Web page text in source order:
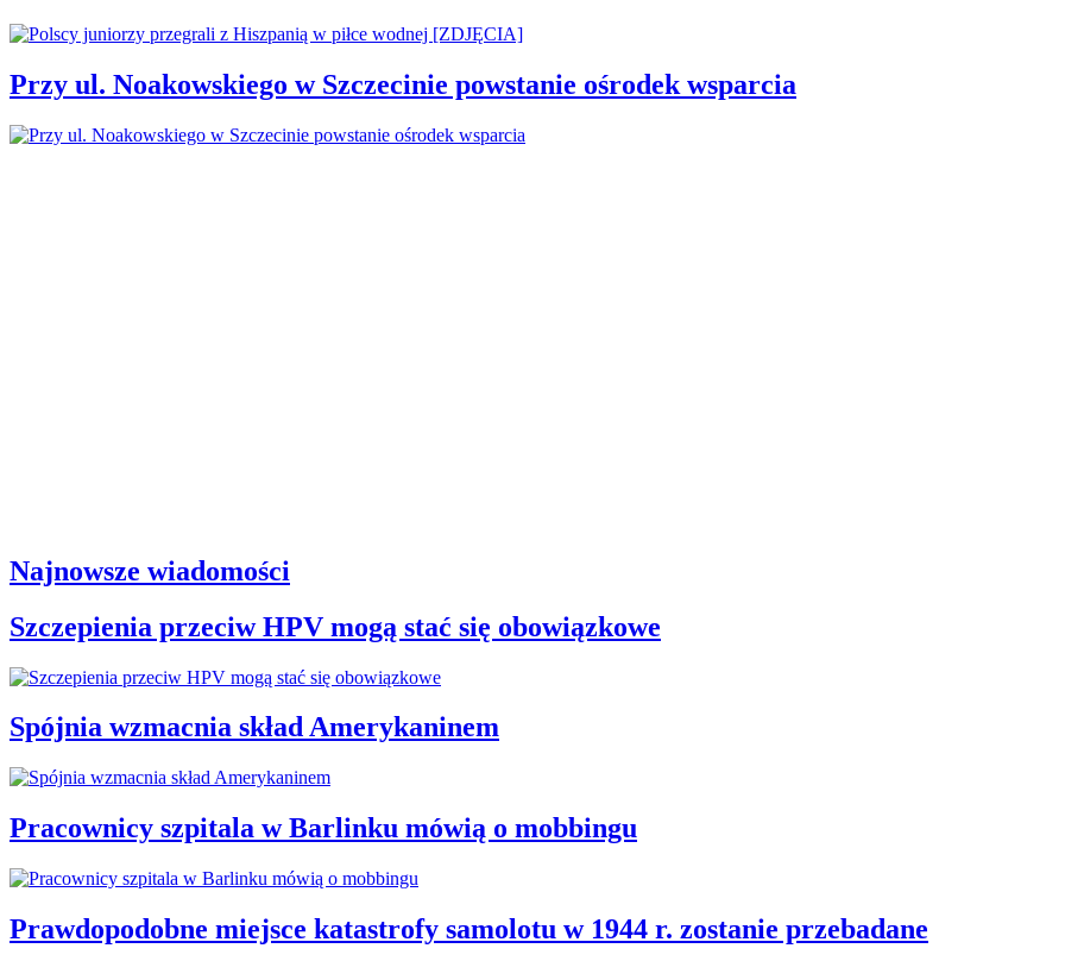
Przy ul. Noakowskiego w Szczecinie powstanie ośrodek wsparcia
Najnowsze wiadomości
Szczepienia przeciw HPV mogą stać się obowiązkowe
Spójnia wzmacnia skład Amerykaninem
Pracownicy szpitala w Barlinku mówią o mobbingu
Prawdopodobne miejsce katastrofy samolotu w 1944 r. zostanie przebadane